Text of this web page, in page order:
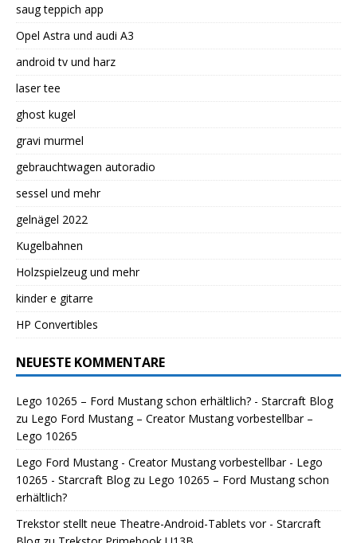
saug teppich app
Opel Astra und audi A3
android tv und harz
laser tee
ghost kugel
gravi murmel
gebrauchtwagen autoradio
sessel und mehr
gelnägel 2022
Kugelbahnen
Holzspielzeug und mehr
kinder e gitarre
HP Convertibles
NEUESTE KOMMENTARE
Lego 10265 – Ford Mustang schon erhältlich? - Starcraft Blog
zu Lego Ford Mustang – Creator Mustang vorbestellbar –
Lego 10265
Lego Ford Mustang - Creator Mustang vorbestellbar - Lego
10265 - Starcraft Blogzu Lego 10265 – Ford Mustang schon
erhältlich?
Trekstor stellt neue Theatre-Android-Tablets vor - Starcraft